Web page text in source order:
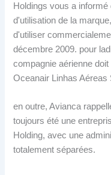
Holdings vous a
d'utilisation de la
d'utiliser
décembre 2009. pour
compagnie aérienne
Oceanair Linhas Aéreas
en outre, Avianca
toujours été une
Holding, avec une
totalement séparées.